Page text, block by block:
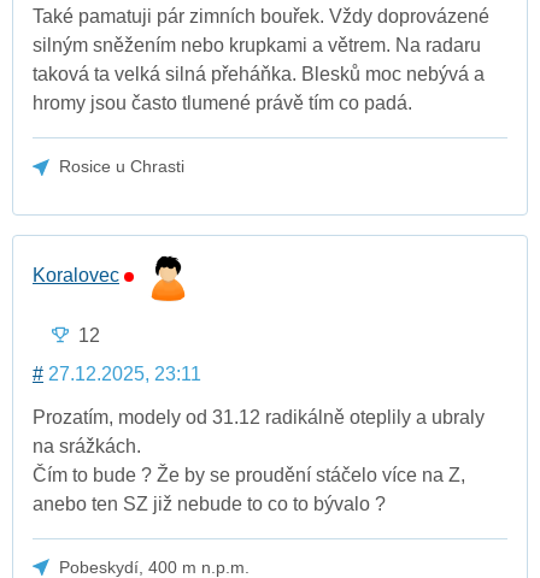
Také pamatuji pár zimních bouřek. Vždy doprovázené
silným sněžením nebo krupkami a větrem. Na radaru
taková ta velká silná přeháňka. Blesků moc nebývá a
hromy jsou často tlumené právě tím co padá.
Rosice u Chrasti
Koralovec
12
# 27.12.2025, 23:11
Prozatím, modely od 31.12 radikálně oteplily a ubraly
na srážkách.
Čím to bude ? Že by se proudění stáčelo více na Z,
anebo ten SZ již nebude to co to bývalo ?
Pobeskydí, 400 m n.p.m.